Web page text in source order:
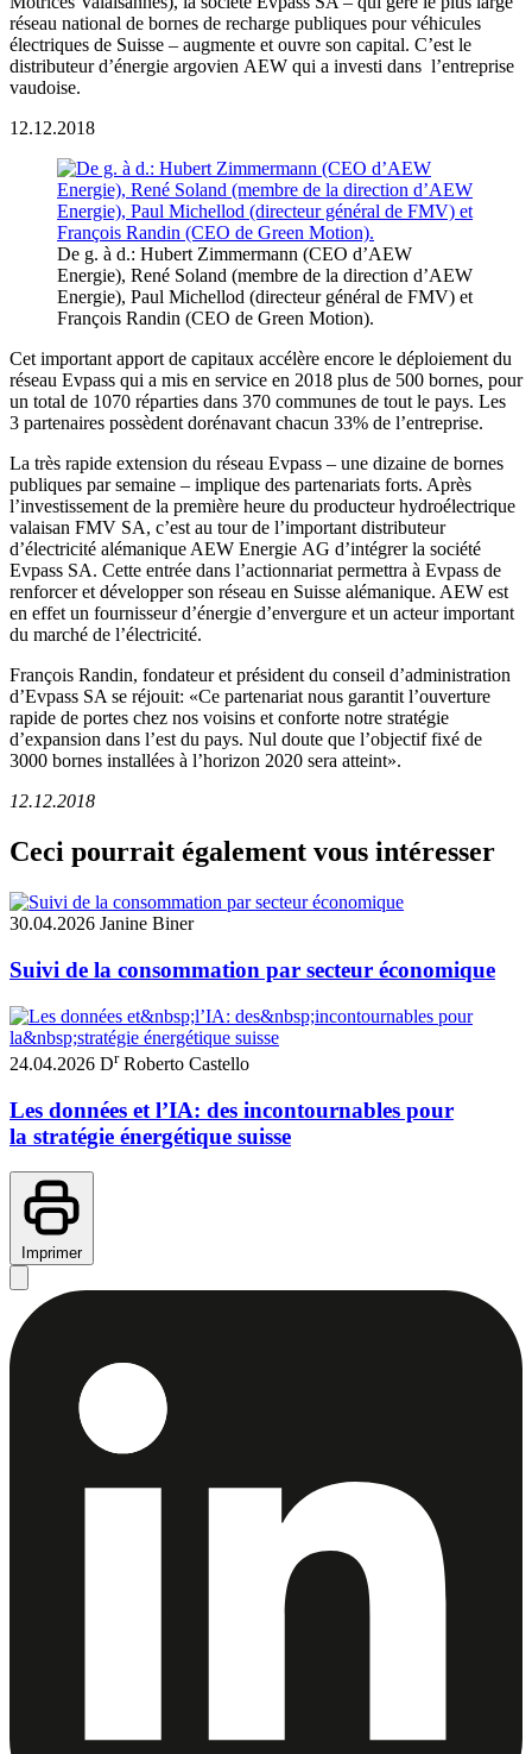
réseau national de bornes de recharge publiques pour véhicules
électriques de Suisse – augmente et ouvre son capital. C’est le
distributeur d’énergie argovien AEW qui a investi dans l’entreprise
vaudoise.
12.12.2018
De g. à d.: Hubert Zimmermann (CEO d’AEW
Energie), René Soland (membre de la direction d’AEW
Energie), Paul Michellod (directeur général de FMV) et
François Randin (CEO de Green Motion).
Cet important apport de capitaux accélère encore le déploiement du
réseau Evpass qui a mis en service en 2018 plus de 500 bornes, pour
un total de 1070 réparties dans 370 communes de tout le pays. Les
3 partenaires possèdent dorénavant chacun 33% de l’entreprise.
La très rapide extension du réseau Evpass – une dizaine de bornes
publiques par semaine – implique des partenariats forts. Après
l’investissement de la première heure du producteur hydroélectrique
valaisan FMV SA, c’est au tour de l’important distributeur
d’électricité alémanique AEW Energie AG d’intégrer la société
Evpass SA. Cette entrée dans l’actionnariat permettra à Evpass de
renforcer et développer son réseau en Suisse alémanique. AEW est
en effet un fournisseur d’énergie d’envergure et un acteur important
du marché de l’électricité.
François Randin, fondateur et président du conseil d’administration
d’Evpass SA se réjouit: «Ce partenariat nous garantit l’ouverture
rapide de portes chez nos voisins et conforte notre stratégie
d’expansion dans l’est du pays. Nul doute que l’objectif fixé de
3000 bornes installées à l’horizon 2020 sera atteint».
12.12.2018
Ceci pourrait également vous intéresser
30.04.2026 Janine Biner
Suivi de la consommation par secteur économique
24.04.2026 DrRoberto Castello
Les données et l’IA: des incontournables pour
la stratégie énergétique suisse
Imprimer